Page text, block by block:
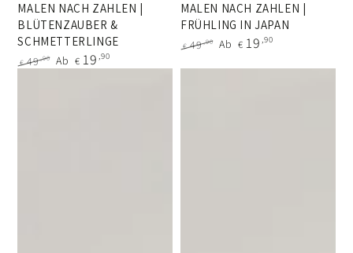
MALEN NACH ZAHLEN |
BLÜTENZAUBER &
SCHMETTERLINGE
Regulärer
€ 49,90
Verkaufspreis
Ab € 19 ,90
MALEN NACH ZAHLEN |
FRÜHLING IN JAPAN
Preis
€ 49,90 Ab € 19 ,90